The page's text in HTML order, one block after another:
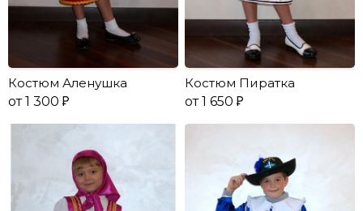
Костюм Аленушка
от 1 300
Костюм Пиратка
от 1 650